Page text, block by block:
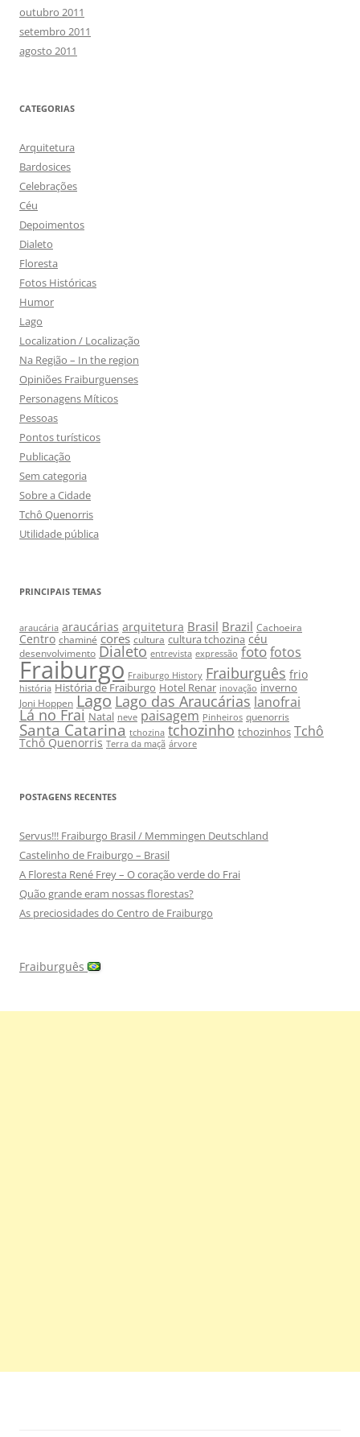
outubro 2011
setembro 2011
agosto 2011
CATEGORIAS
Arquitetura
Bardosices
Celebrações
Céu
Depoimentos
Dialeto
Floresta
Fotos Históricas
Humor
Lago
Localization / Localização
Na Região – In the region
Opiniões Fraiburguenses
Personagens Míticos
Pessoas
Pontos turísticos
Publicação
Sem categoria
Sobre a Cidade
Tchô Quenorris
Utilidade pública
PRINCIPAIS TEMAS
araucária araucárias arquitetura Brasil Brazil Cachoeira
Centro chaminé cores cultura cultura tchozina céu
desenvolvimento Dialeto entrevista expressão fotofotos
Fraiburgo Fraiburgo History Fraiburguês frio
história História de Fraiburgo Hotel Renar inovação inverno
Joni Hoppen Lago Lago das Araucárias lanofrai
Lá no Frai Natal neve paisagem Pinheiros quenorris
Santa Catarina tchozina tchozinho tchozinhos Tchô
Tchô Quenorris Terra da maçã árvore
POSTAGENS RECENTES
Servus!!! Fraiburgo Brasil / Memmingen Deutschland
Castelinho de Fraiburgo – Brasil
A Floresta René Frey – O coração verde do Frai
Quão grande eram nossas florestas?
As preciosidades do Centro de Fraiburgo
Fraiburguês